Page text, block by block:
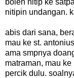
nitipin undangan.
abis dari sana,
mau ke st.
ama smpnya
matraman, mau
percik dulu.